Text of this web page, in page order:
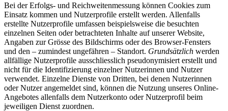
Bei der Erfolgs- und Reichweiten­messung können Cookies zum
Einsatz kommen und Nutzer­profile erstellt werden. Allenfalls
erstellte Nutzer­profile umfassen beispiels­weise die besuchten
einzelnen Seiten oder betrachteten Inhalte auf unserer Website,
Angaben zur Grösse des Bild­schirms oder des Browser-Fensters
und den – zumindest ungefähren – Standort. Grundsätzlich werden
allfällige Nutzer­profile ausschliesslich pseudo­nymisiert erstellt und
nicht für die Identi­fizierung einzelner Nutzerinnen und Nutzer
verwendet. Einzelne Dienste von Dritten, bei denen Nutzerinnen
oder Nutzer angemeldet sind, können die Nutzung unseres Online-
Angebotes allenfalls dem Nutzerkonto oder Nutzerprofil beim
jeweiligen Dienst zuordnen.